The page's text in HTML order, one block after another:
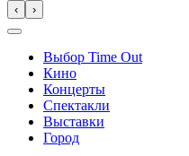
‹ ›
Выбор Time Out
Кино
Концерты
Спектакли
Выставки
Город